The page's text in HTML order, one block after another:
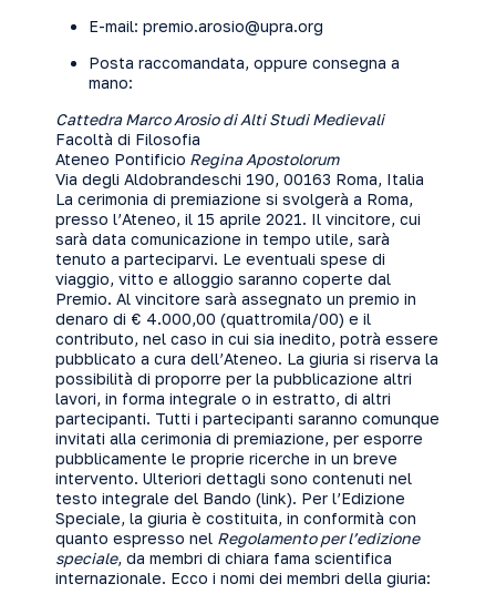
E-mail: premio.arosio@upra.org
Posta raccomandata, oppure consegna a
mano:
Cattedra Marco Arosio di Alti Studi Medievali
Facoltà di Filosofia
Ateneo Pontificio Regina Apostolorum
Via degli Aldobrandeschi 190, 00163 Roma, Italia
La cerimonia di premiazione si svolgerà a Roma,
presso l’Ateneo, il 15 aprile 2021. Il vincitore, cui
sarà data comunicazione in tempo utile, sarà
tenuto a parteciparvi. Le eventuali spese di
viaggio, vitto e alloggio saranno coperte dal
Premio. Al vincitore sarà assegnato un premio in
denaro di € 4.000,00 (quattromila/00) e il
contributo, nel caso in cui sia inedito, potrà essere
pubblicato a cura dell’Ateneo. La giuria si riserva la
possibilità di proporre per la pubblicazione altri
lavori, in forma integrale o in estratto, di altri
partecipanti. Tutti i partecipanti saranno comunque
invitati alla cerimonia di premiazione, per esporre
pubblicamente le proprie ricerche in un breve
intervento. Ulteriori dettagli sono contenuti nel
testo integrale del Bando (link). Per l’Edizione
Speciale, la giuria è costituita, in conformità con
quanto espresso nel Regolamento per l’edizione
speciale, da membri di chiara fama scientifica
internazionale. Ecco i nomi dei membri della giuria: